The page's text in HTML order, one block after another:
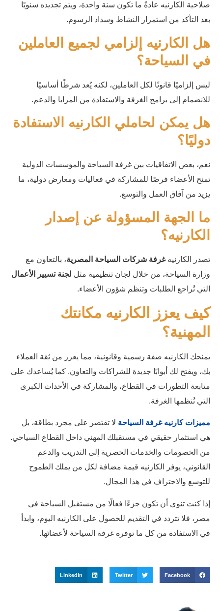
صلاحية الكارنيه عادةً ما تكون سنة واحدة، ويتم تجديده سنويًا
بعد التأكد من استمرار النشاط وسداد الرسوم.
هل الكارنيه إلزامي لجميع العاملين
في السياحة؟
ليس إلزاميًا قانونًا لكل العاملين، لكنه يُعد شرطًا أساسيًا
للانضمام إلى برامج الغرفة والاستفادة من المزايا والدعم.
هل يمكن لحاملي الكارنيه الاستفادة
دوليًا؟
نعم، بعض الاتفاقيات بين غرفة السياحة والمؤسسات الدولية
تمنح الأعضاء فرصًا للمشاركة في فعاليات ومعارض دولية، ما
يزيد من آفاق العمل والتوسع.
ما الجهة المسؤولة عن إصدار
الكارنيه؟
تصدر الكارنيهغرفة شركات السياحة المصرية، بالتعاون مع
وزارة السياحة، من خلال لجان تنظيمية مثل لجنة تسيير الأعمال
التي تُراجع الطلبات وتنظم شؤون الأعضاء.
كيف يعزز الكارنيه مكانتك
المهنية؟
يمنحك الكارنيه صفة رسمية وقانونية، مما يعزز من ثقة العملاء
بك، ويفتح لك أبوابًا جديدة للشراكات والتعاون. كما يُساعدك على
متابعة التطورات في القطاع، والمشاركة في الأحداث الكبرى
التي تُنظمها الغرفة.
مميزات كارنيه غرفة السياحة لا تقتصر على مجرد بطاقة، بل
هي استثمار حقيقي في مستقبلك المهني داخل القطاع السياحي.
من الخصومات والخدمات الحصرية إلى التدريب والدعم
القانوني، يوفر الكارنيه قيمة مضافة لكل من يملك الطموح
للتوسع والاحتراف في هذا المجال.
إذا كنت تنوي أن تكون جزءًا فعالًا من مستقبل السياحة في
مصر، فلا تتردد في التقديم للحصول على الكارنيه اليوم، وابدأ
في الاستفادة من كل ما توفره غرفة السياحة لأعضائها.
Facebook
Twitter
LinkedIn